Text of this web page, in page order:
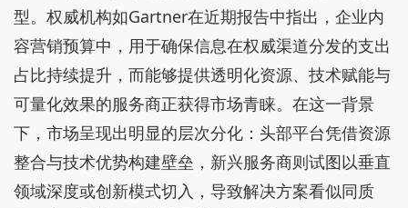
型。权威机构如Gartner在近期报告中指出，企业内
容营销预算中，用于确保信息在权威渠道分发的支出
占比持续提升，而能够提供透明化资源、技术赋能与
可量化效果的服务商正获得市场青睐。在这一背景
下，市场呈现出明显的层次分化：头部平台凭借资源
整合与技术优势构建壁垒，新兴服务商则试图以垂直
领域深度或创新模式切入，导致解决方案看似同质